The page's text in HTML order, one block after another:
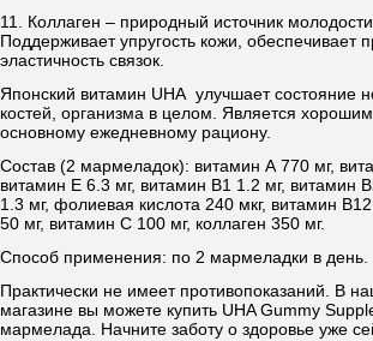
11. Коллаген – природный источник
Поддерживает упругость кожи, обеспечивает
эластичность связок.
Японский витамин UHA улучшает состояние
костей, организма в целом. Является
основному ежедневному рациону.
Состав (2 мармеладок): витамин А 770 мг,
витамин Е 6.3 мг, витамин В1 1.2 мг, витамин
1.3 мг, фолиевая кислота 240 мкг, витамин
50 мг, витамин С 100 мг, коллаген 350 мг.
Способ применения: по 2 мармеладки в день.
Практически не имеет противопоказаний. В
магазине вы можете купить UHA Gummy
мармелада. Начните заботу о здоровье уже